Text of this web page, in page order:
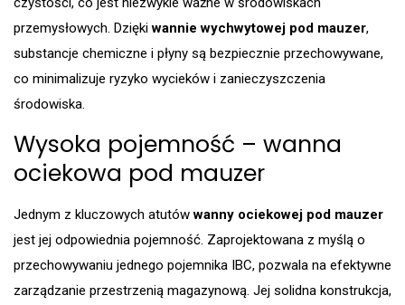
przemysłowych. Dziękiwannie wychwytowej pod mauzer,
substancje chemiczne i płyny są bezpiecznie przechowywane,
co minimalizuje ryzyko wycieków i zanieczyszczenia
środowiska.
Wysoka pojemność – wanna
ociekowa pod mauzer
Jednym z kluczowych atutówwanny ociekowej pod mauzer
jest jej odpowiednia pojemność. Zaprojektowana z myślą o
przechowywaniu jednego pojemnika IBC, pozwala na efektywne
zarządzanie przestrzenią magazynową. Jej solidna konstrukcja,